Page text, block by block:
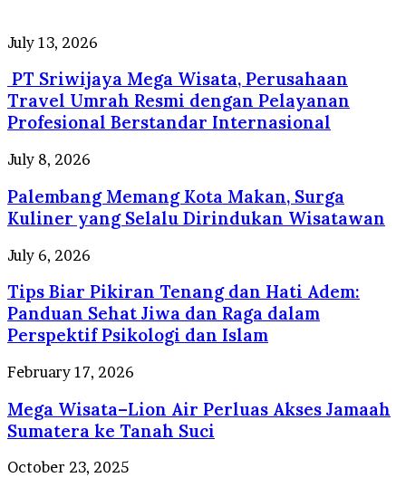
PT
Mega
Wisata,
Perusahaan
Travel
Umrah
Resmi
dengan
Pelayanan
Profesional
Internasional
July 13, 2026
PT Sriwijaya Mega Wisata, Perusahaan
Travel Umrah Resmi dengan Pelayanan
Profesional Berstandar Internasional
Palembang
Kota
Makan,
Surga
Kuliner
yang
Selalu
Dirindukan
Wisatawan
July 8, 2026
Palembang Memang Kota Makan, Surga
Kuliner yang Selalu Dirindukan Wisatawan
Tips
Pikiran
Tenang
dan
Hati
Adem:
Panduan
Sehat
Jiwa
dan
dalam
July 6, 2026
Tips Biar Pikiran Tenang dan Hati Adem:
Panduan Sehat Jiwa dan Raga dalam
Perspektif Psikologi dan Islam
Mega
Lion
Air
Perluas
Akses
February 17, 2026
Mega Wisata–Lion Air Perluas Akses Jamaah
Sumatera ke Tanah Suci
Madinah
October 23, 2025